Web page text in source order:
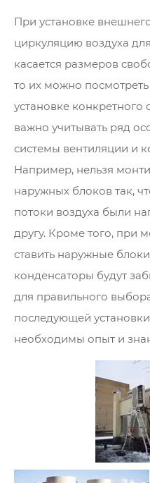
При установке
циркуляцию воздуха
касается размеров
то их можно
установке
важно учитывать ряд
системы вентиляции и
Например, нельзя
наружных блоков так,
потоки воздуха были
другу. Кроме того, при
ставить наружные
конденсаторы будут
для правильного
последующей
необходимы опыт и